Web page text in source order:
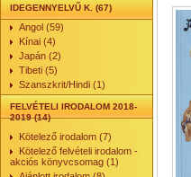
IDEGENNYELVŰ K. (67)
Angol (59)
Kínai (4)
Japán (2)
Tibeti (5)
Szanszkrit/Hindi (1)
FELVÉTELI IRODALOM 2018-
2019 (14)
Kötelező irodalom (7)
Kötelező felvételi irodalom -
akciós könyvcsomag (1)